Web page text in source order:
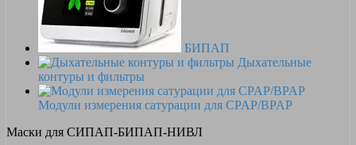
БИПАП
Дыхательные
контуры и фильтры
Модули измерения сатурации для CPAP/BPAP
Маски для СИПАП-БИПАП-НИВЛ